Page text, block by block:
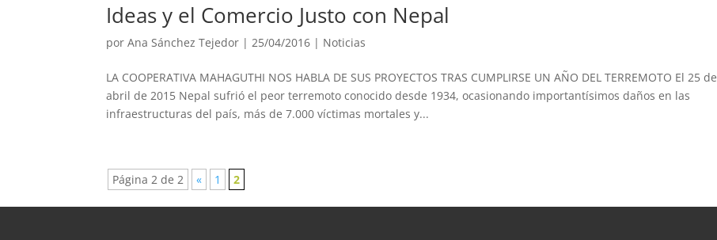
Ideas y el Comercio Justo con Nepal
porAna Sánchez Tejedor |25/04/2016 | Noticias
LA COOPERATIVA MAHAGUTHI NOS HABLA DE SUS PROYECTOS TRAS CUMPLIRSE UN AÑO DEL TERREMOTO El 25 de
abril de 2015 Nepal sufrió el peor terremoto conocido desde 1934, ocasionando importantísimos daños en las
infraestructuras del país, más de 7.000 víctimas mortales y...
Página 2 de 2 « 1 2